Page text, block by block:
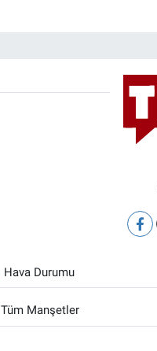
Hava Durumu
Tüm Manşetler